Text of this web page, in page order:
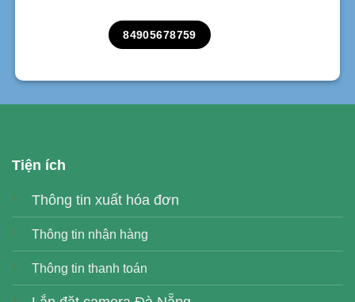
84905678759
Tiện ích
Thông tin xuất hóa đơn
Thông tin nhận hàng
Thông tin thanh toán